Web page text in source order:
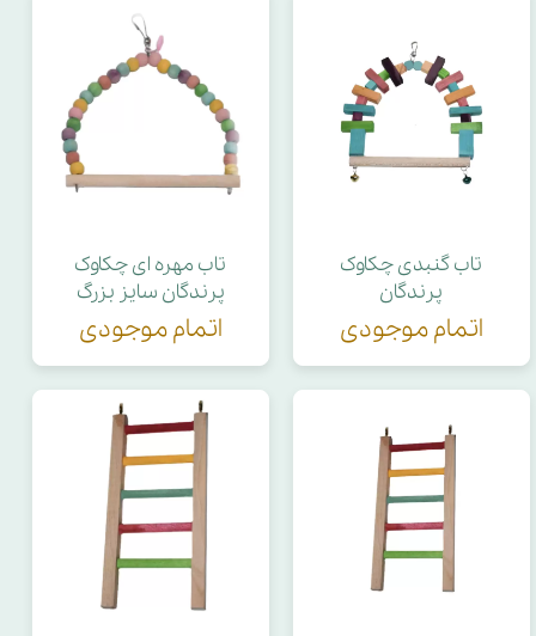
تاب گنبدی چکاوک
پرندگان
اتمام موجودی
تاب مهره ای چکاوک
پرندگان سایز بزرگ
اتمام موجودی